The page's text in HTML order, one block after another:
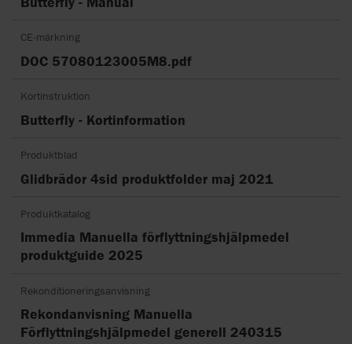
CE-märkning
DOC 57080123005M8.pdf
Kortinstruktion
Butterfly - Kortinformation
Produktblad
Glidbrädor 4sid produktfolder maj 2021
Produktkatalog
Immedia Manuella förflyttningshjälpmedel
produktguide 2025
Rekonditioneringsanvisning
Rekondanvisning Manuella
Förflyttningshjälpmedel generell 240315